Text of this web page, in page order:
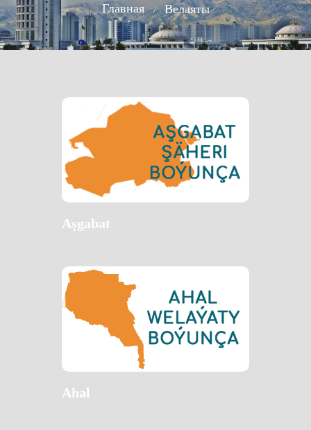
Главная Велаяты
Aşgabat
Ahal